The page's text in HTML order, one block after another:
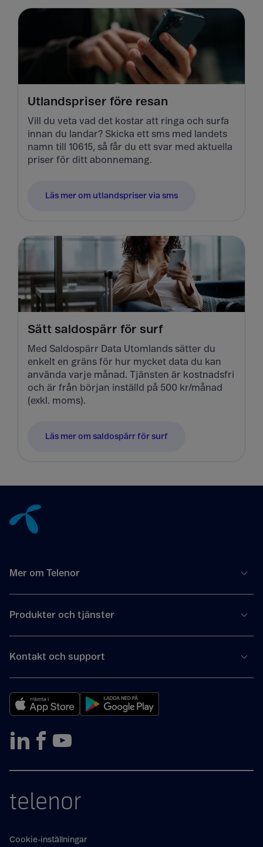
Utlandspriser före resan
Vill du veta vad det kostar att ringa och surfa
innan du landar? Skicka ett sms med landets
namn till 10615, så får du ett svar med aktuella
priser för ditt abonnemang.
Läs mer om utlandspriser via sms
Sätt saldospärr för surf
Med Saldospärr Data Utomlands sätter du
enkelt en gräns för hur mycket data du kan
använda varje månad. Tjänsten är kostnadsfri
och är från början inställd på 500 kr/månad
(exkl. moms).
Läs mer om saldospärr för surf
Mer om Telenor
Produkter och tjänster
Kontakt och support
telenor
Cookie-inställningar